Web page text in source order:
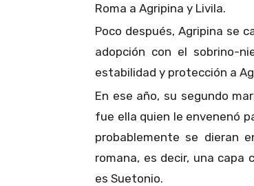
Roma a Agripina y Livila.
Poco después, Agripina se
adopción con el sobrino-
estabilidad y protección a
En ese año, su segundo
fue ella quien le envenenó
probablemente se dieran
romana, es decir, una capa
es Suetonio.